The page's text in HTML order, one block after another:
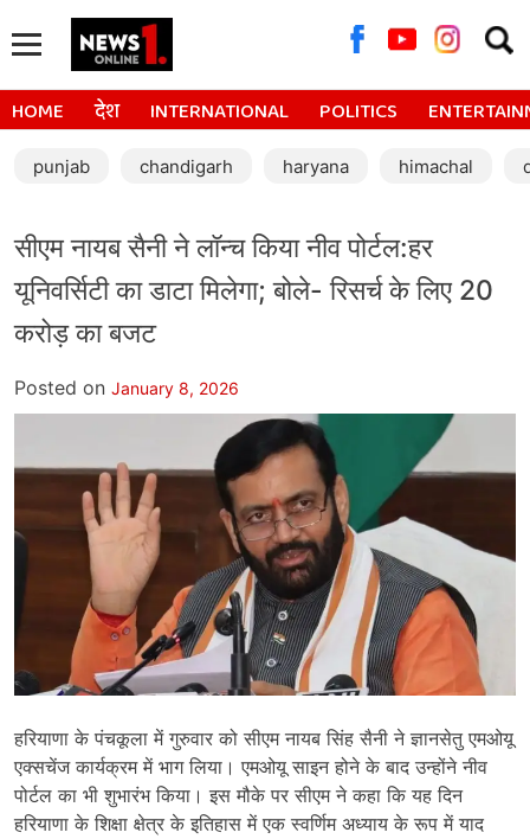
for:
HOME देश INTERNATIONAL POLITICS
punjab chandigarh haryana himachal
सीएम नायब सैनी ने लॉन्च किया नीव पोर्टल:हर
यूनिवर्सिटी का डाटा मिलेगा; बोले- रिसर्च के लिए 20
करोड़ का बजट
Posted on January 8, 2026
हरियाणा के पंचकूला में गुरुवार को सीएम नायब सिंह सैनी ने ज्ञानसेतु एमओयू
एक्सचेंज कार्यक्रम में भाग लिया। एमओयू साइन होने के बाद उन्होंने नीव
पोर्टल का भी शुभारंभ किया। इस मौके पर सीएम ने कहा कि यह दिन
हरियाणा के शिक्षा क्षेत्र के इतिहास में एक स्वर्णिम अध्याय के रूप में याद